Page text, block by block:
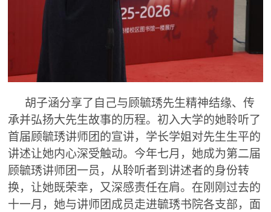
胡子涵分享了自己与顾毓琇先生精神结缘、传
承并弘扬大先生故事的历程。初入大学的她聆听了
首届顾毓琇讲师团的宣讲，学长学姐对先生生平的
讲述让她内心深受触动。今年七月，她成为第二届
顾毓琇讲师团一员，从聆听者到讲述者的身份转
换，让她既荣幸，又深感责任在肩。在刚刚过去的
十一月，她与讲师团成员走进毓琇书院各支部，面